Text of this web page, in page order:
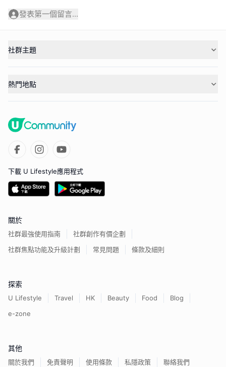
發表第一個留言...
社群主題
熱門地點
下載 U Lifestyle應用程式
關於
社群最強使用指南
社群創作有價企劃
社群焦點功能及升級計劃
常見問題 條款及細則
探索
U Lifestyle Travel HK Beauty Food
Blog
e-zone
其他
關於我們 免責聲明 使用條款 私隱政策 聯絡我們